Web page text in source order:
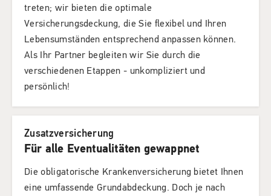
treten; wir bieten die optimale
Versicherungsdeckung, die Sie flexibel und Ihren
Lebensumständen entsprechend anpassen können.
Als Ihr Partner begleiten wir Sie durch die
verschiedenen Etappen - unkompliziert und
persönlich!
Zusatzversicherung
Für alle Eventualitäten gewappnet
Die obligatorische Krankenversicherung bietet Ihnen
eine umfassende Grundabdeckung. Doch je nach